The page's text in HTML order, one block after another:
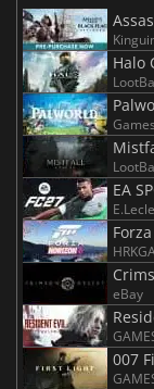
Halo
EA
eBay
007